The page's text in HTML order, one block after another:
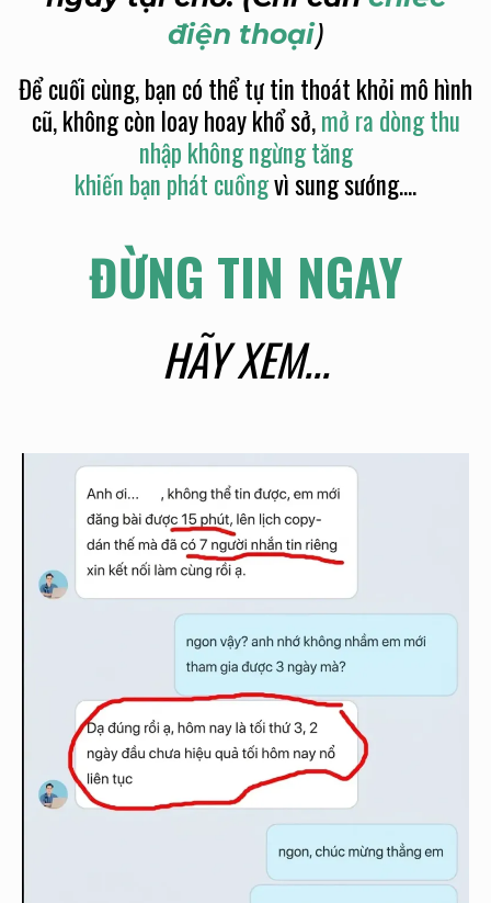
điện thoại)
Để cuối cùng, bạn có thể tự tin thoát khỏi mô hình
cũ, không còn loay hoay khổ sở,mở ra dòng thu
nhập không ngừng tăng
khiến bạn phát cuồngvì sung sướng....
ĐỪNG TIN NGAY
HÃY XEM...